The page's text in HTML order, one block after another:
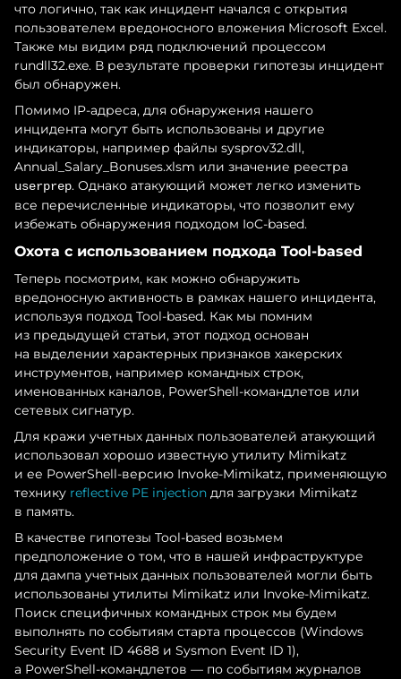
что логично, так как инцидент начался с открытия
пользователем вредоносного вложения Microsoft Excel.
Также мы видим ряд подключений процессом
rundll32.exe. В результате проверки гипотезы инцидент
был обнаружен.
Помимо IP-адреса, для обнаружения нашего
инцидента могут быть использованы и другие
индикаторы, например файлы sysprov32.dll,
Annual_Salary_Bonuses.xlsm или значение реестра
userprep. Однако атакующий может легко изменить
все перечисленные индикаторы, что позволит ему
избежать обнаружения подходом IoC-based.
Охота с использованием подхода Tool-based
Теперь посмотрим, как можно обнаружить
вредоносную активность в рамках нашего инцидента,
используя подход Tool-based. Как мы помним
из предыдущей статьи, этот подход основан
на выделении характерных признаков хакерских
инструментов, например командных строк,
именованных каналов, PowerShell-командлетов или
сетевых сигнатур.
Для кражи учетных данных пользователей атакующий
использовал хорошо известную утилиту Mimikatz
и ее PowerShell-версию Invoke-Mimikatz, применяющую
технику reflective PE injection для загрузки Mimikatz
в память.
В качестве гипотезы Tool-based возьмем
предположение о том, что в нашей инфраструктуре
для дампа учетных данных пользователей могли быть
использованы утилиты Mimikatz или Invoke-Mimikatz.
Поиск специфичных командных строк мы будем
выполнять по событиям старта процессов (Windows
Security Event ID 4688 и Sysmon Event ID 1),
а PowerShell-командлетов — по событиям журналов